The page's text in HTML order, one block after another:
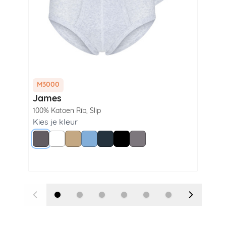
M3000
James
100% Katoen Rib, Slip
Kies je kleur